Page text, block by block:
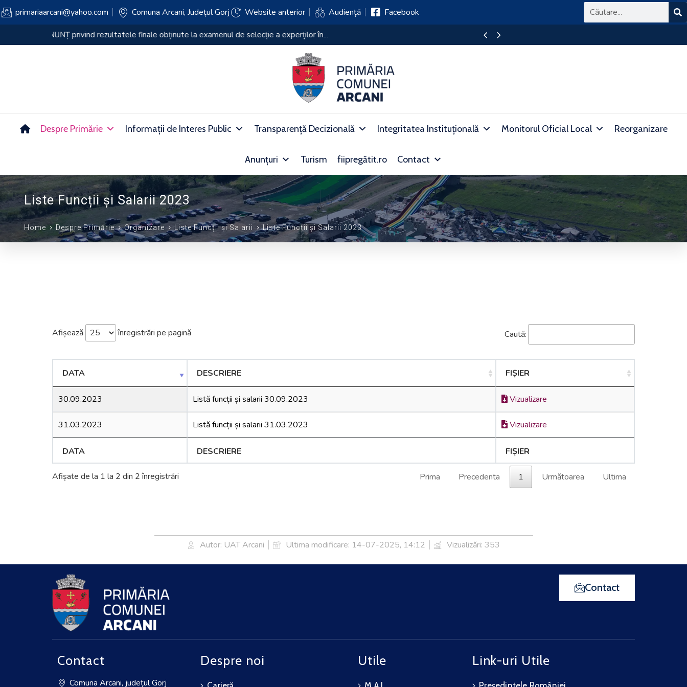
primariaarcani@yahoo.com Comuna Arcani, Județul Gorj Website anterior Audiență Facebook
ANUNȚ privind rezultatul PROBEI SCRISE a examenului de selecție a experților în...
Despre Primărie Informații de Interes Public Transparență Decizională Integritatea Instituțională Monitorul Oficial Local Reorganizare
Anunțuri Turism fiipregătit.ro Contact
Liste Funcții și Salarii 2023
Home Despre Primărie Organizare Liste Funcții și Salarii Liste Funcții și Salarii 2023
Afișează înregistrări pe pagină Caută:
DATA DESCRIERE FIȘIER
30.09.2023 Listă funcții și salarii 30.09.2023 Vizualizare
31.03.2023 Listă funcții și salarii 31.03.2023 Vizualizare
DATA DESCRIERE FIȘIER
Afișate de la 1 la 2 din 2 înregistrări Prima Precedenta 1 Următoarea Ultima
Autor: UAT Arcani Ultima modificare: 14-07-2025, 14:12 Vizualizări: 353
Contact
Contact
Comuna Arcani, județul Gorj
Despre noi Utile Link-uri Utile